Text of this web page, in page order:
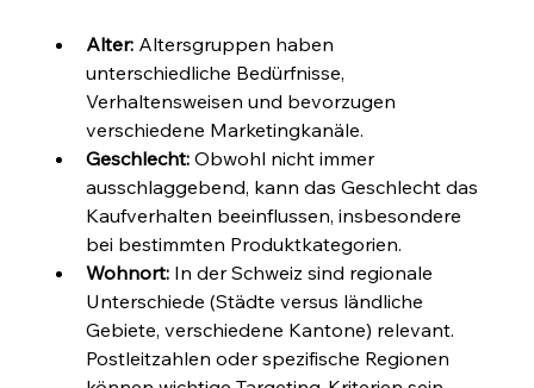
Alter: Altersgruppen haben
unterschiedliche Bedürfnisse,
Verhaltensweisen und bevorzugen
verschiedene Marketingkanäle.
Geschlecht: Obwohl nicht immer
ausschlaggebend, kann das Geschlecht das
Kaufverhalten beeinflussen, insbesondere
bei bestimmten Produktkategorien.
Wohnort: In der Schweiz sind regionale
Unterschiede (Städte versus ländliche
Gebiete, verschiedene Kantone) relevant.
Postleitzahlen oder spezifische Regionen